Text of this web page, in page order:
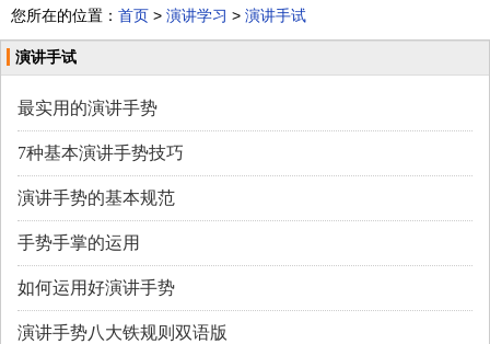
您所在的位置： 首页 > 演讲学习 > 演讲手试
演讲手试
最实用的演讲手势
7种基本演讲手势技巧
演讲手势的基本规范
手势手掌的运用
如何运用好演讲手势
演讲手势八大铁规则双语版